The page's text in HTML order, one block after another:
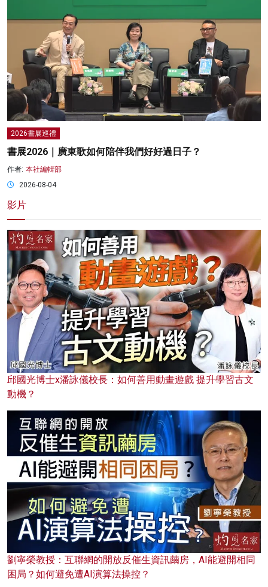
2026書展巡禮
書展2026｜廣東歌如何陪伴我們好好過日子？
作者: 本社編輯部
2026-08-04
影片
邱國光博士x潘詠儀校長：如何善用動畫遊戲 提升學習古文
動機？
劉寧榮教授：互聯網的開放反催生資訊繭房，AI能避開相同
困局？如何避免遭AI演算法操控？